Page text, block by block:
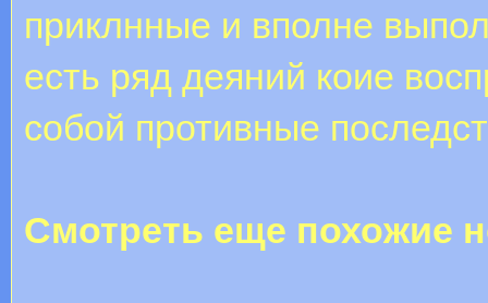
приклнные и вполне
есть ряд деяний коие
собой противные
Смотреть еще похожие